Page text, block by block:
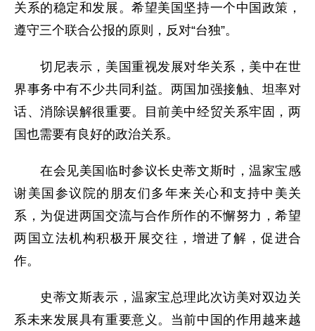
关系的稳定和发展。希望美国坚持一个中国政策，
遵守三个联合公报的原则，反对“台独”。
切尼表示，美国重视发展对华关系，美中在世
界事务中有不少共同利益。两国加强接触、坦率对
话、消除误解很重要。目前美中经贸关系牢固，两
国也需要有良好的政治关系。
在会见美国临时参议长史蒂文斯时，温家宝感
谢美国参议院的朋友们多年来关心和支持中美关
系，为促进两国交流与合作所作的不懈努力，希望
两国立法机构积极开展交往，增进了解，促进合
作。
史蒂文斯表示，温家宝总理此次访美对双边关
系未来发展具有重要意义。当前中国的作用越来越